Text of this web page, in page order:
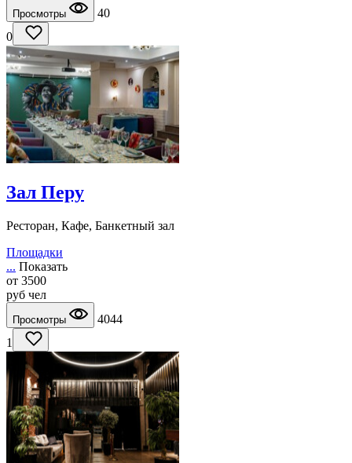
Просмотры
40
0
Зал Перу
Ресторан, Кафе, Банкетный зал
Площадки
... Показать
от 3500
руб чел
Просмотры
4044
1